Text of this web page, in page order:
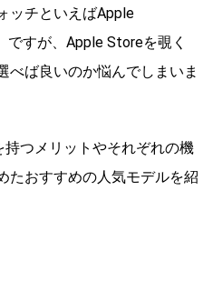
ッチといえばApple
すが、Apple Storeを覗く
べば良いのか悩んでしまいま
つメリットやそれぞれの機
たおすすめの人気モデルを紹